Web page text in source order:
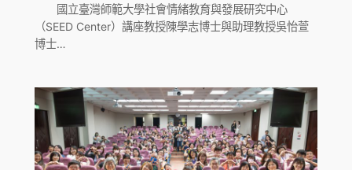
國立臺灣師範大學社會情緒教育與發展研究中心
（SEED Center）講座教授陳學志博士與助理教授吳怡萱
博士…